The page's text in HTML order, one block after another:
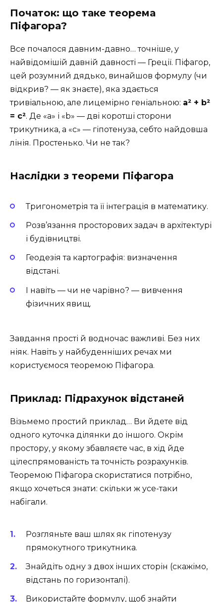
Початок: що таке теорема
Піфагора?
Все почалося давним-давно… точніше, у
найвідомішій давній давності — Греції. Піфагор,
цей розумний дядько, винайшов формулу (чи
відкрив? — як знаєте), яка здається
тривіальною, але лицемірно геніальною: a² + b²
= c². Де «a» і «b» — дві коротші сторони
трикутника, а «c» — гіпотенуза, себто найдовша
лінія. Простенько. Чи не так?
Наслідки з теореми Піфагора
Тригонометрія та її інтеграція в математику.
Розв’язання просторових задач в архітектурі
і будівництві.
Геодезія та картографія: визначення
відстані.
І навіть — чи не чарівно? — вивчення
фізичних явищ.
Завдання прості й водночас важливі. Без них
ніяк. Навіть у найбуденніших речах ми
користуємося теоремою Піфагора.
Приклад: Підрахунок відстаней
Візьмемо простий приклад… Ви йдете від
одного куточка ділянки до іншого. Окрім
простору, у якому збавляєте час, в хід йде
цілеспрямованість та точність розрахунків.
Теоремою Піфагора скористатися потрібно,
якщо хочеться знати: скільки ж усе-таки
набігали.
Розгляньте ваш шлях як гіпотенузу
прямокутного трикутника.
Знайдіть одну з двох інших сторін (скажімо,
відстань по горизонталі).
Використайте формулу, щоб знайти